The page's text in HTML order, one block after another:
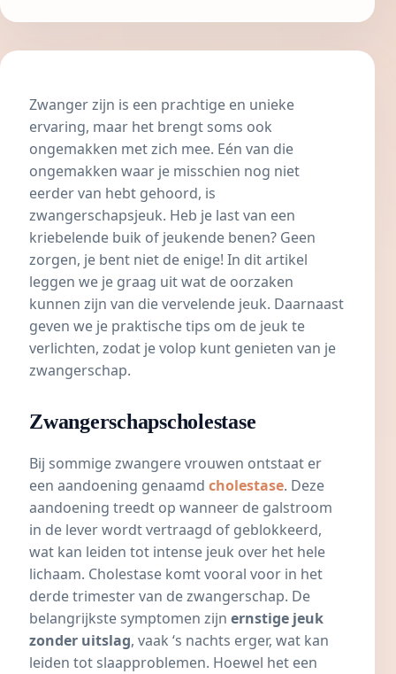
Zwanger zijn is een prachtige en unieke
ervaring, maar het brengt soms ook
ongemakken met zich mee. Eén van die
ongemakken waar je misschien nog niet
eerder van hebt gehoord, is
zwangerschapsjeuk. Heb je last van een
kriebelende buik of jeukende benen? Geen
zorgen, je bent niet de enige! In dit artikel
leggen we je graag uit wat de oorzaken
kunnen zijn van die vervelende jeuk. Daarnaast
geven we je praktische tips om de jeuk te
verlichten, zodat je volop kunt genieten van je
zwangerschap.
Zwangerschapscholestase
Bij sommige zwangere vrouwen ontstaat er
een aandoening genaamd cholestase. Deze
aandoening treedt op wanneer de galstroom
in de lever wordt vertraagd of geblokkeerd,
wat kan leiden tot intense jeuk over het hele
lichaam. Cholestase komt vooral voor in het
derde trimester van de zwangerschap. De
belangrijkste symptomen zijn ernstige jeuk
zonder uitslag, vaak ‘s nachts erger, wat kan
leiden tot slaapproblemen. Hoewel het een